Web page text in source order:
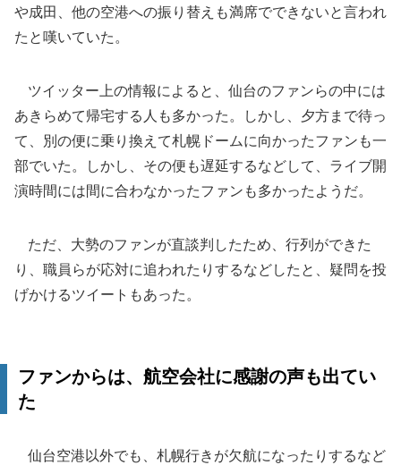
や成田、他の空港への振り替えも満席でできないと言われ
たと嘆いていた。
ツイッター上の情報によると、仙台のファンらの中には
あきらめて帰宅する人も多かった。しかし、夕方まで待っ
て、別の便に乗り換えて札幌ドームに向かったファンも一
部でいた。しかし、その便も遅延するなどして、ライブ開
演時間には間に合わなかったファンも多かったようだ。
ただ、大勢のファンが直談判したため、行列ができた
り、職員らが応対に追われたりするなどしたと、疑問を投
げかけるツイートもあった。
ファンからは、航空会社に感謝の声も出てい
た
仙台空港以外でも、札幌行きが欠航になったりするなど